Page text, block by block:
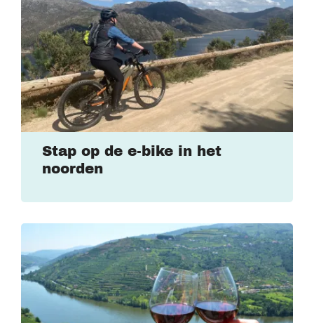
Stap op de e-bike in het
noorden